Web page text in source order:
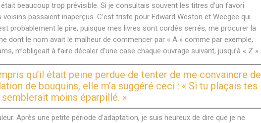
beaucoup trop prévisible. Si je consultais souvent les titres d’un favori
passaient inaperçus. C’est triste pour Edward Weston et Weegee qui
probablement le pire, puisque mes livres sont cordés serrés, me procurer la
dont le nom avait le malheur de commencer par « A » comme par exemple,
m’obligeait à faire décaler d’une case chaque ouvrage suivant, jusqu’à « Z ».
qu’il était peine perdue de tenter de me convaincre de
de bouquins, elle m’a suggéré ceci : « Si tu plaçais tes
semblerait moins éparpillé. »
Après une petite période d’adaptation, je suis heureux de dire que je ne